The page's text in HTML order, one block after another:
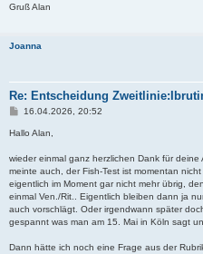
Gruß Alan
Joanna
Re: Entscheidung
B
i
g
16.04.2026, 20:52
Hallo Alan,
wieder einmal ganz herzlichen Dank für
meinte auch, der Fish-Test ist momentan
eigentlich im Moment gar nicht mehr übrig,
einmal Ven./Rit.. Eigentlich bleiben dann ja
auch vorschlägt. Oder irgendwann später
gespannt was man am 15. Mai in Köln sagt
Dann hätte ich noch eine Frage aus der